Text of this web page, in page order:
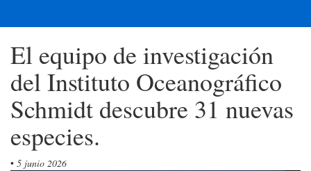
El equipo de investigación
del Instituto Oceanográfico
Schmidt descubre 31 nuevas
especies.
• 5 junio 2026